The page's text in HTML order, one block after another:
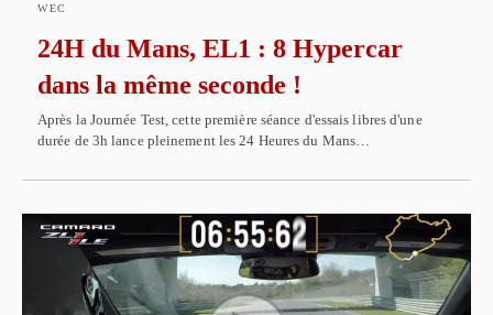
WEC
24H du Mans, EL1 : 8 Hypercar
dans la même seconde !
Après la Journée Test, cette première séance d'essais libres d'une
durée de 3h lance pleinement les 24 Heures du Mans…